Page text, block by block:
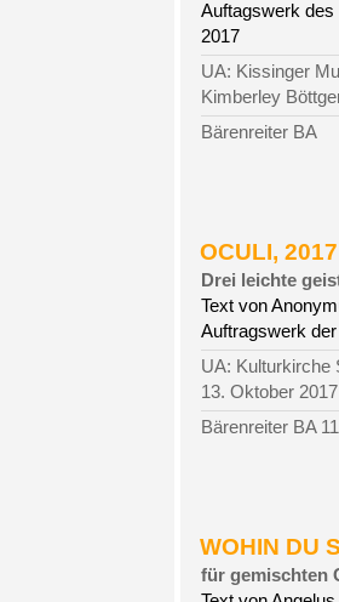
Auftagswerk
2017
UA: Kissinger
Kimberley
Bärenreiter BA
OCULI,
Drei leichte
Text von
Auftragswerk
UA: Kulturkirche
13. Oktober
Bärenreiter BA
WOHIN DU
für gemischten